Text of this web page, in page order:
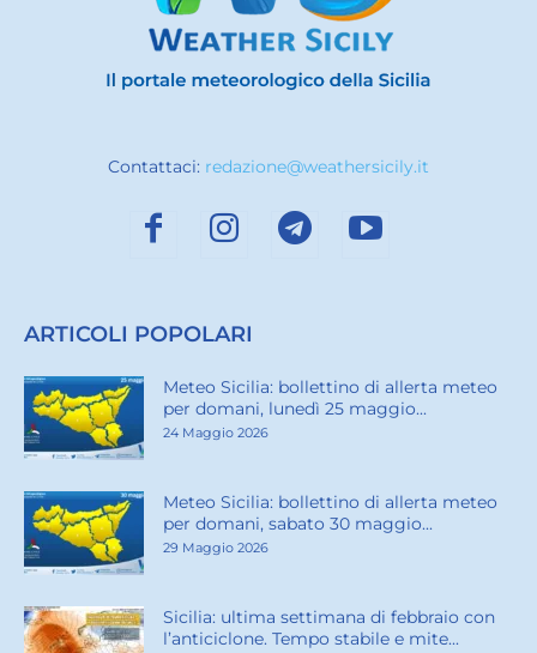
Contattaci: redazione@weathersicily.it
ARTICOLI POPOLARI
Meteo Sicilia: bollettino di allerta meteo
per domani, lunedì 25 maggio...
24 Maggio 2026
Meteo Sicilia: bollettino di allerta meteo
per domani, sabato 30 maggio...
29 Maggio 2026
Sicilia: ultima settimana di febbraio con
l’anticiclone. Tempo stabile e mite...